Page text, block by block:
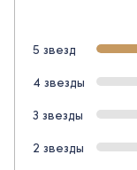
5 звезд
4 звезды
3 звезды
2 звезды